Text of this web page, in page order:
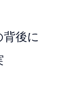
後に